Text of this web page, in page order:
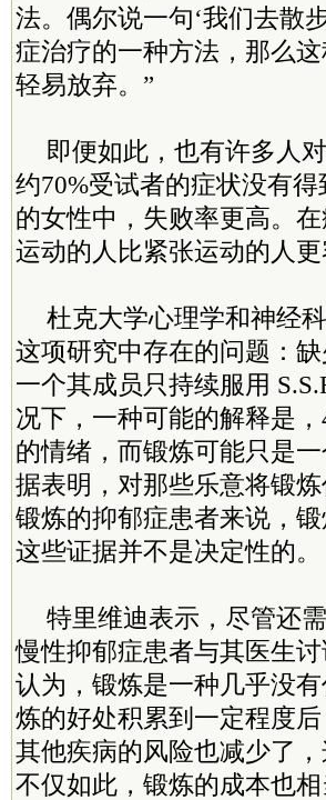
法。偶尔说一句‘我们去散
症治疗的一种方法，那么
轻易放弃。”
即便如此，也有许多人
约70%受试者的症状没有
的女性中，失败率更高。
运动的人比紧张运动的人
杜克大学心理学和神经
这项研究中存在的问题：
一个其成员只持续服用
况下，一种可能的解释是
的情绪，而锻炼可能只是
据表明，对那些乐意将锻
锻炼的抑郁症患者来说，
这些证据并不是决定性的。
特里维迪表示，尽管还
慢性抑郁症患者与其医生
认为，锻炼是一种几乎没
炼的好处积累到一定程度
其他疾病的风险也减少了
不仅如此，锻炼的成本也